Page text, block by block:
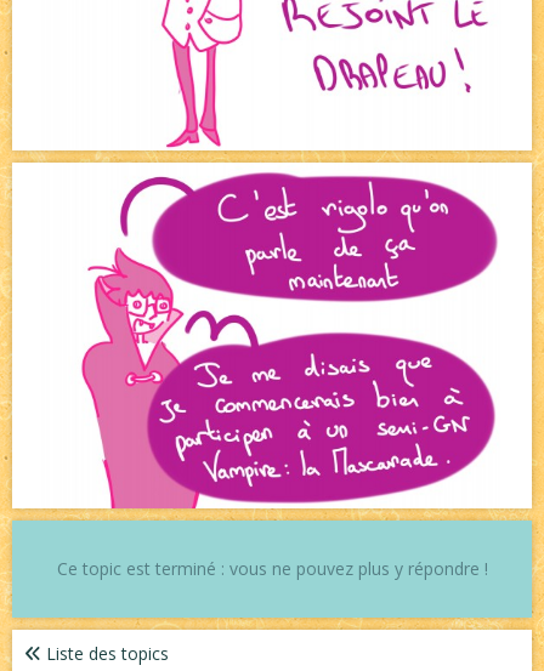
Ce topic est terminé : vous ne pouvez plus y répondre !
Liste des topics